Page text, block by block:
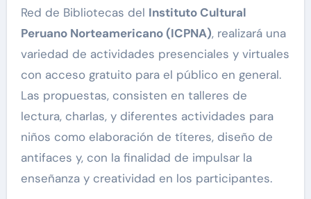
Red de Bibliotecas del Instituto Cultural
Peruano Norteamericano (ICPNA), realizará una
variedad de actividades presenciales y virtuales
con acceso gratuito para el público en general.
Las propuestas, consisten en talleres de
lectura, charlas, y diferentes actividades para
niños como elaboración de títeres, diseño de
antifaces y, con la finalidad de impulsar la
enseñanza y creatividad en los participantes.